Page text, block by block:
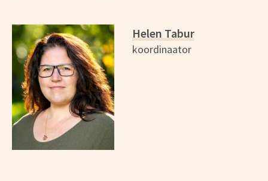
Helen Tabur
koordinaator